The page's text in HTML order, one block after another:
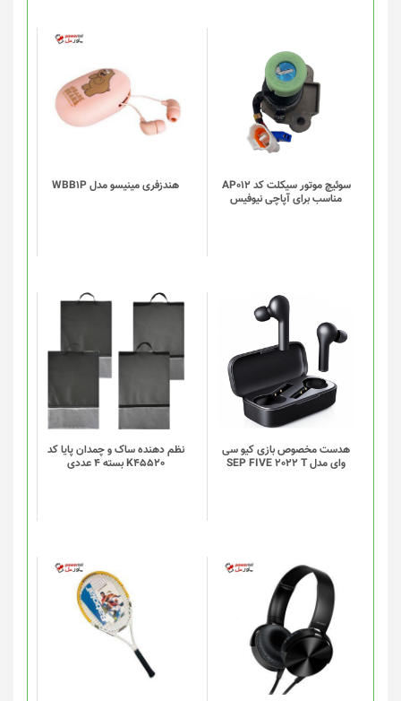
سوئیچ موتور سیکلت کد AP012
مناسب برای آپاچی نیوفیس
هندزفری مینیسو مدل WBB1P
هدست مخصوص بازی کیو سی
وای مدل SEP FIVE 2022 T
این
دارای
انواع
مختلفی
می
باشد.
گزینه
ها
محصول
انتخاب
شوند
نظم دهنده ساک و چمدان پایا کد
K45520 بسته 4 عددی
دارای
انواع
می
باشد.
گزینه
ها
محصول
انتخاب
شوند